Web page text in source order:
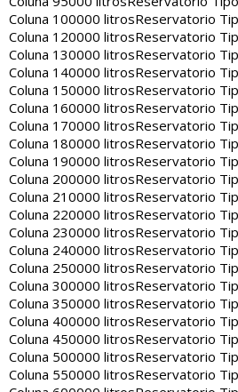
Coluna 100000 litrosReservatorio
Coluna 120000 litrosReservatorio
Coluna 130000 litrosReservatorio
Coluna 140000 litrosReservatorio
Coluna 150000 litrosReservatorio
Coluna 160000 litrosReservatorio
Coluna 170000 litrosReservatorio
Coluna 180000 litrosReservatorio
Coluna 190000 litrosReservatorio
Coluna 200000 litrosReservatorio
Coluna 210000 litrosReservatorio
Coluna 220000 litrosReservatorio
Coluna 230000 litrosReservatorio
Coluna 240000 litrosReservatorio
Coluna 250000 litrosReservatorio
Coluna 300000 litrosReservatorio
Coluna 350000 litrosReservatorio
Coluna 400000 litrosReservatorio
Coluna 450000 litrosReservatorio
Coluna 500000 litrosReservatorio
Coluna 550000 litrosReservatorio